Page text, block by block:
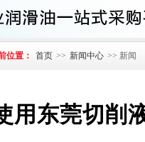
位置： 首页 >> 新闻中心 >> 新闻
用东莞切削